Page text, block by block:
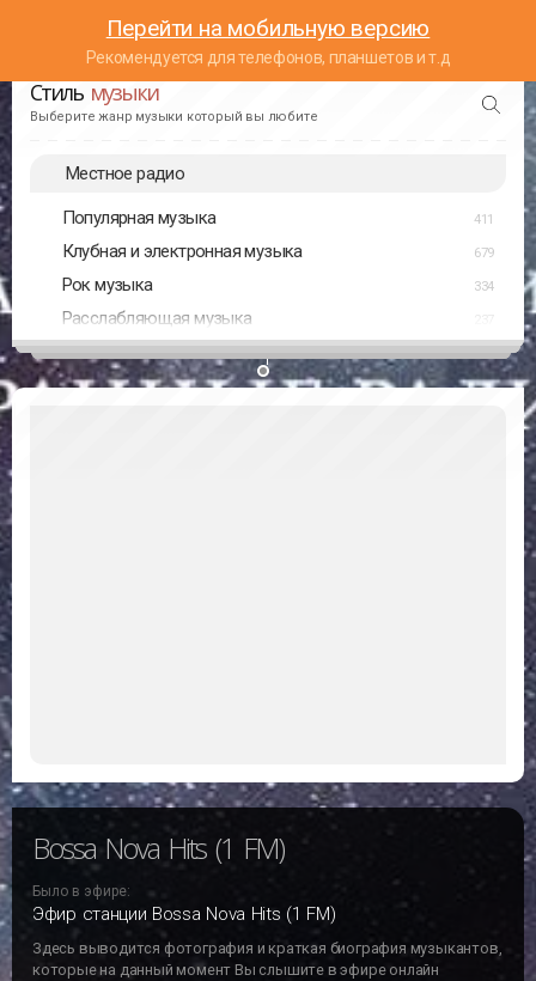
Перейти на мобильную версию
Рекомендуется для телефонов, планшетов и т.д
Стиль музыки
Выберите жанр музыки который вы любите
Местное радио
Популярная музыка 411
Клубная и электронная музыка 679
Рок музыка 334
Расслабляющая музыка
Bossa Nova Hits (1 FM)
Было в эфире:
Эфир станции Bossa Nova Hits (1 FM)
Здесь выводится фотография и краткая биография музыкантов,
которые на данный момент Вы слышите в эфире онлайн